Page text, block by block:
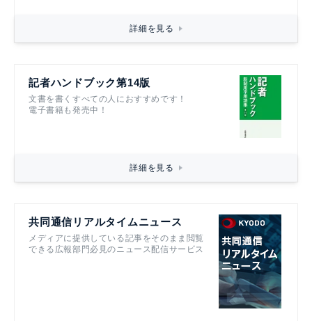
詳細を見る
記者ハンドブック第14版
文書を書くすべての人におすすめです！
電子書籍も発売中！
詳細を見る
共同通信リアルタイムニュース
メディアに提供している記事をそのまま閲覧
できる広報部門必見のニュース配信サービス